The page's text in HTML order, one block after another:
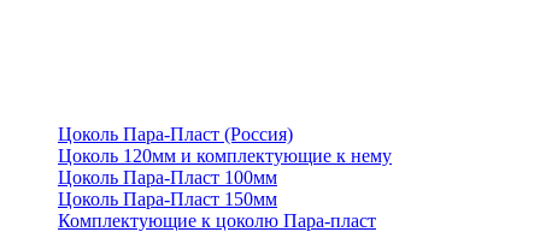
Цоколь Пара-Пласт (Россия)
Цоколь 120мм и комплектующие к нему
Цоколь Пара-Пласт 100мм
Цоколь Пара-Пласт 150мм
Комплектующие к цоколю Пара-пласт